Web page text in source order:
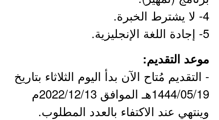
4- لا يشترط الخبرة.
5- إجادة اللغة الإنجليزية.
موعد التقديم:
- التقديم مُتاح الآن بدأ اليوم الثلاثاء بتاريخ
1444/05/19هـ الموافق 2022/12/13م
وينتهي عند الاكتفاء بالعدد المطلوب.